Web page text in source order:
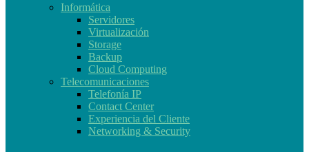
Informática
Servidores
Virtualización
Storage
Backup
Cloud Computing
Telecomunicaciones
Telefonía IP
Contact Center
Experiencia del Cliente
Networking & Security